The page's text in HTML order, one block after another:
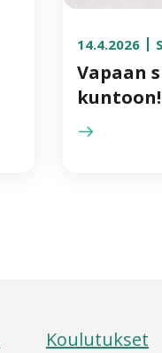
14.4.2026
Vapaan
kuntoon!
Koulutukset